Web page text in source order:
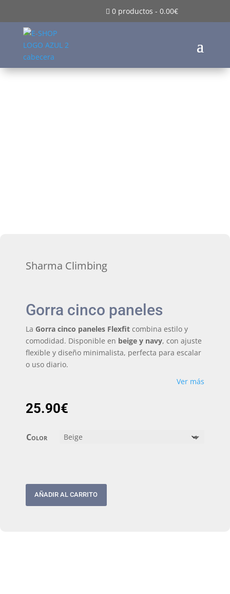
 0 productos - 0.00€
Sharma Climbing
Gorra cinco paneles
La Gorra cinco paneles Flexfit combina estilo y
comodidad. Disponible en beige y navy, con ajuste
flexible y diseño minimalista, perfecta para escalar
o uso diario.
Ver más
25.90€
Color
AÑADIR AL CARRITO